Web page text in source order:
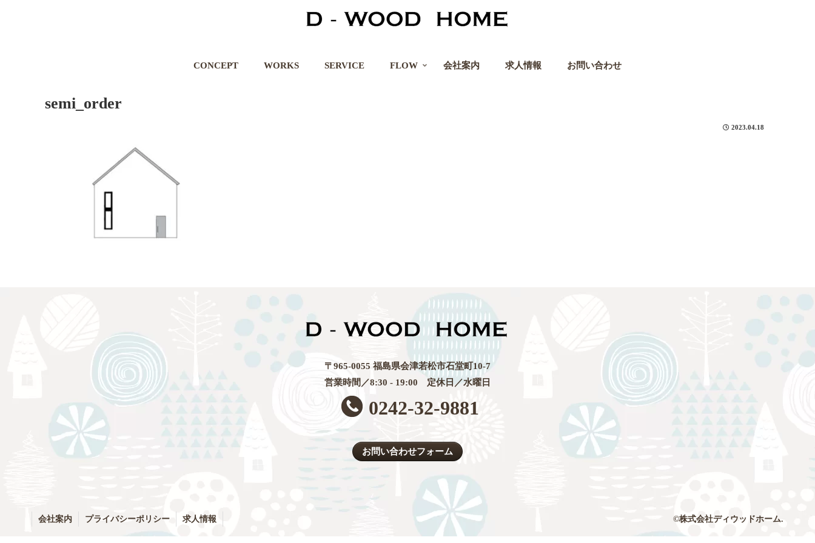
CONCEPT WORKS SERVICE FLOW 会社案内 求人情報 お問い合わせ
semi_order
2023.04.18
〒965-0055 福島県会津若松市石堂町10-7
営業時間／8:30 - 19:00 定休日／水曜日
0242-32-9881
お問い合わせフォーム
会社案内 プライバシーポリシー 求人情報 ©株式会社ディウッドホーム.